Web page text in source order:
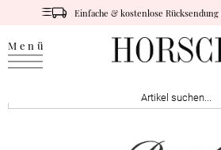
Einfache & kostenlose
Menü